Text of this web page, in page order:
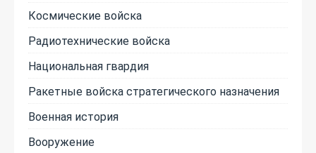
Космические войска
Радиотехнические войска
Национальная гвардия
Ракетные войска стратегического назначения
Военная история
Вооружение